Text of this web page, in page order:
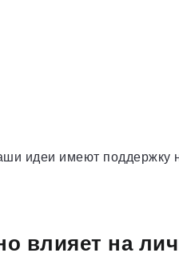
идеи имеют поддержку
влияет на